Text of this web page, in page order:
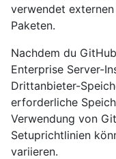
verwendet
Paketen.
Nachdem du
Enterprise Server-
Drittanbieter-
erforderliche
Verwendung von
Setuprichtlinien
variieren.